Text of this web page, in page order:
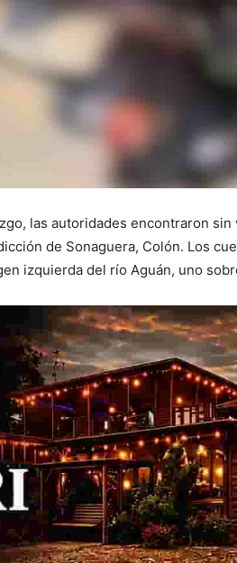
las autoridades encontraron sin
de Sonaguera, Colón. Los
izquierda del río Aguán, uno